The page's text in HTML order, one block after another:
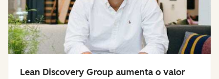
Lean Discovery Group aumenta o valor